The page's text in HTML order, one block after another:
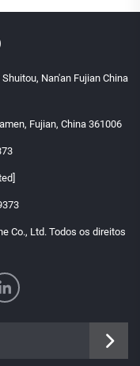
Nan'an Fujian China
Fujian, China 361006
Co., Ltd. Todos os direitos